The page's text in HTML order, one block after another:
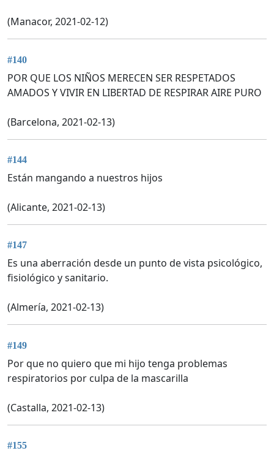
(Manacor, 2021-02-12)
#140
POR QUE LOS NIÑOS MERECEN SER RESPETADOS
AMADOS Y VIVIR EN LIBERTAD DE RESPIRAR AIRE PURO
(Barcelona, 2021-02-13)
#144
Están mangando a nuestros hijos
(Alicante, 2021-02-13)
#147
Es una aberración desde un punto de vista psicológico,
fisiológico y sanitario.
(Almería, 2021-02-13)
#149
Por que no quiero que mi hijo tenga problemas
respiratorios por culpa de la mascarilla
(Castalla, 2021-02-13)
#155